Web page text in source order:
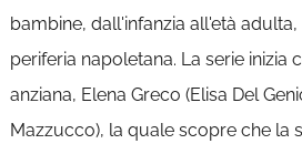
bambine, dall'infanzia all'età
periferia napoletana. La serie inizia
anziana, Elena Greco (Elisa Del
Mazzucco), la quale scopre che la